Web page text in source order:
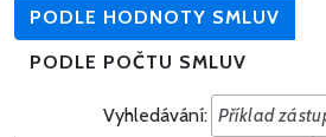
PODLE HODNOTY SMLUV
PODLE POČTU SMLUV
Vyhledávání: